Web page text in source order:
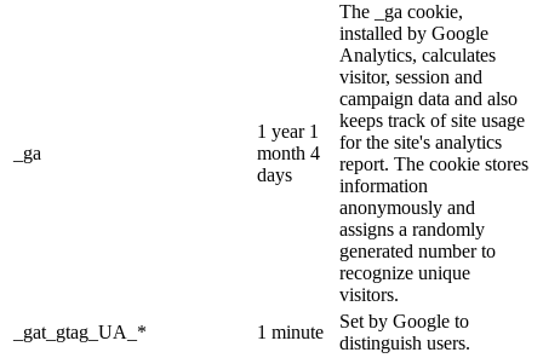
_ga
1 year 1
month 4
days
The _ga cookie,
installed by Google
Analytics, calculates
visitor, session and
campaign data and also
keeps track of site usage
for the site's analytics
report. The cookie stores
information
anonymously and
assigns a randomly
generated number to
recognize unique
visitors.
_gat_gtag_UA_*
1 minute
Set by Google to
distinguish users.